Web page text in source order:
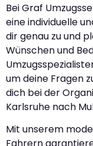
Bei Graf
eine individuelle
dir genau zu und
Wünschen und
um deine Fragen
dich bei der
Karlsruhe nach
Mit unserem